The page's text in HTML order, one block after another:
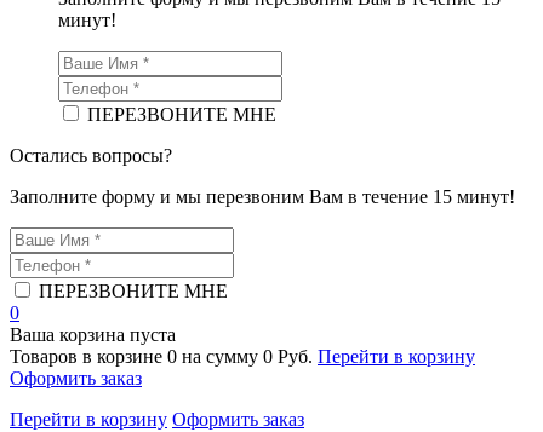
минут!
ПЕРЕЗВОНИТЕ МНЕ
Остались вопросы?
Заполните форму и мы перезвоним Вам в течение 15 минут!
ПЕРЕЗВОНИТЕ МНЕ
0
Ваша корзина пуста
Товаров в корзине 0 на сумму 0 Руб. Перейти в корзину
Оформить заказ
Перейти в корзину Оформить заказ